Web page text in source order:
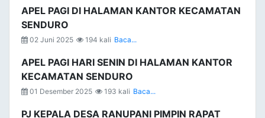
APEL PAGI DI HALAMAN KANTOR KECAMATAN
SENDURO
02 Juni 2025 194 kali Baca...
APEL PAGI HARI SENIN DI HALAMAN KANTOR
KECAMATAN SENDURO
01 Desember 2025 193 kali Baca...
PJ KEPALA DESA RANUPANI PIMPIN RAPAT